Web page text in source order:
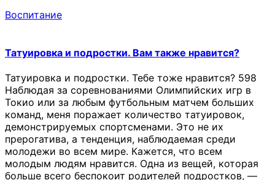
Воспитание
Татуировка и подростки. Вам также нравится?
Татуировка и подростки. Тебе тоже нравится? 598
Наблюдая за соревнованиями Олимпийских игр в
Токио или за любым футбольным матчем больших
команд, меня поражает количество татуировок,
демонстрируемых спортсменами. Это не их
прерогатива, а тенденция, наблюдаемая среди
молодежи во всем мире. Кажется, что всем
молодым людям нравится. Одна из вещей, которая
больше всего беспокоит родителей подростков, —